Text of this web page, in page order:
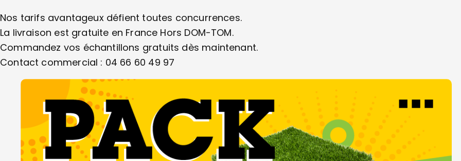
Nos tarifs avantageux défient toutes concurrences.
La livraison est gratuite en France Hors DOM-TOM.
Commandez vos échantillons gratuits dès maintenant.
Contact commercial : 04 66 60 49 97